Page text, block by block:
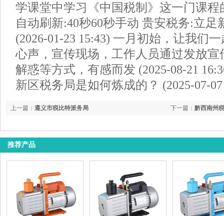
学课堂中学习《中国税制》这一门课程
自动刷新:40秒60秒手动 贵安税务:立足
(2026-01-23 15:43) 一月初始，让我们
心声，宣传现场，工作人员通过发放宣
解惑等方式，有感而发 (2025-08-21
新区税务局是如何炼成的？ (2025-07-07
下一篇： 黔西南州
上一篇： 遵义市税比特派务局
推荐产品